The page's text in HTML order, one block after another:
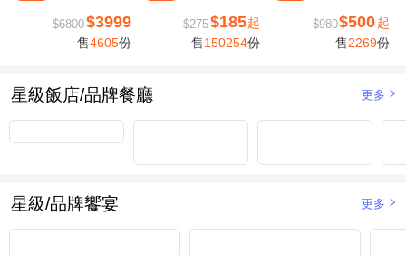
$6800$3999
售4605份
$275$185起
售150254份
$980$500 起
售2269份
星級飯店/品牌餐廳 更多
星級/品牌饗宴 更多